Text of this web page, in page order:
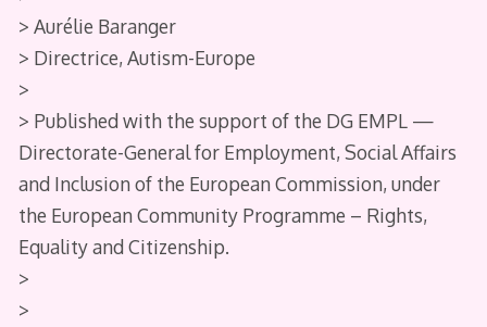
> Aurélie Baranger
> Directrice, Autism-Europe
>
> Published with the support of the DG EMPL —
Directorate-General for Employment, Social Affairs
and Inclusion of the European Commission, under
the European Community Programme – Rights,
Equality and Citizenship.
>
>